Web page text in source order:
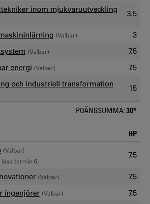
inom mjukvaruutveckling
3.5
(Valbar)
3
(Valbar)
7.5
energi (Valbar)
7.5
och industriell transformation
15
POÄNGSUMMA:30*
HP
(Valbar)
termin 6.
7.5
(Valbar)
7.5
ingenjörer (Valbar)
7.5